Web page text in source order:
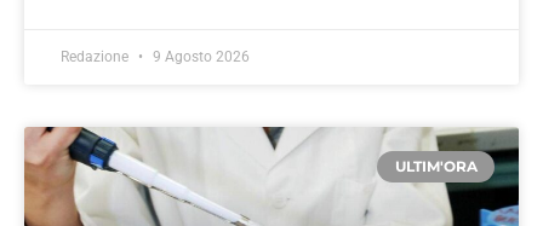
Redazione 9 Agosto 2026
ULTIM'ORA